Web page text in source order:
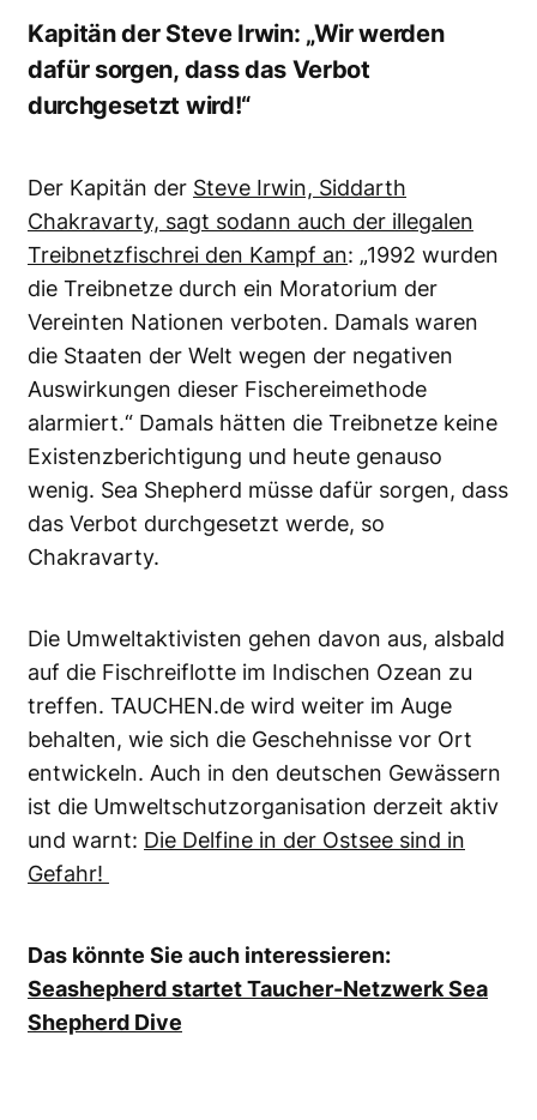
Kapitän der Steve Irwin: „Wir werden
dafür sorgen, dass das Verbot
durchgesetzt wird!“
Der Kapitän der Steve Irwin, Siddarth
Chakravarty, sagt sodann auch der illegalen
Treibnetzfischrei den Kampf an: „1992 wurden
die Treibnetze durch ein Moratorium der
Vereinten Nationen verboten. Damals waren
die Staaten der Welt wegen der negativen
Auswirkungen dieser Fischereimethode
alarmiert.“ Damals hätten die Treibnetze keine
Existenzberichtigung und heute genauso
wenig. Sea Shepherd müsse dafür sorgen, dass
das Verbot durchgesetzt werde, so
Chakravarty.
Die Umweltaktivisten gehen davon aus, alsbald
auf die Fischreiflotte im Indischen Ozean zu
treffen. TAUCHEN.de wird weiter im Auge
behalten, wie sich die Geschehnisse vor Ort
entwickeln. Auch in den deutschen Gewässern
ist die Umweltschutzorganisation derzeit aktiv
und warnt: Die Delfine in der Ostsee sind in
Gefahr!
Das könnte Sie auch interessieren:
Seashepherd startet Taucher-Netzwerk Sea
Shepherd Dive